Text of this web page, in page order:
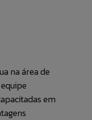
na área de
em